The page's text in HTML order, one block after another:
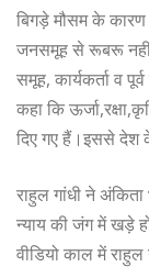
बिगड़े मौसम के कारण
जनसमूह से रूबरू नहीं
समूह, कार्यकर्ता व
कहा कि
दिए गए हैं।इससे
राहुल गांधी ने अंकिता
न्याय की जंग में खड़े
वीडियो काल में